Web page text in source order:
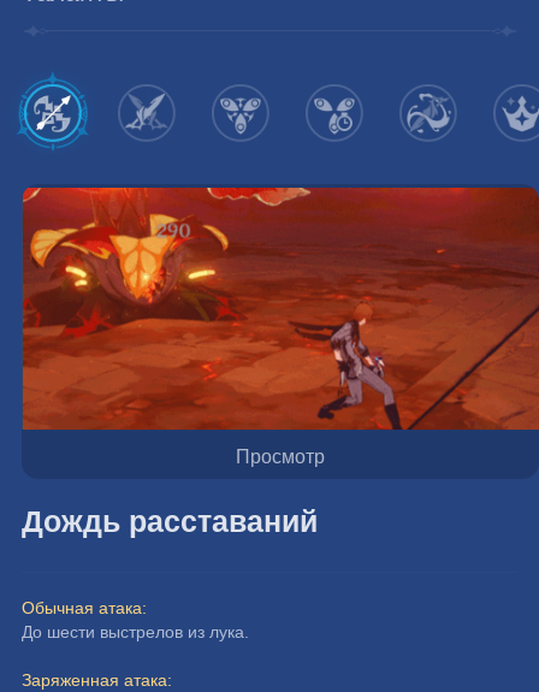
Просмотр
Дождь расставаний
Обычная атака:
До шести выстрелов из лука.
Заряженная атака: